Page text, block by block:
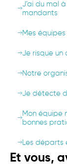
J’ai du mal
mandants
Mes
Je risque un
Notre
Je détecte
Mon équipe
bonnes
Les départs
Et vous,